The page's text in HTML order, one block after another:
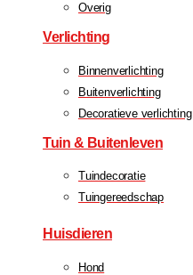
Overig
Verlichting
Binnenverlichting
Buitenverlichting
Decoratieve verlichting
Tuin & Buitenleven
Tuindecoratie
Tuingereedschap
Huisdieren
Hond